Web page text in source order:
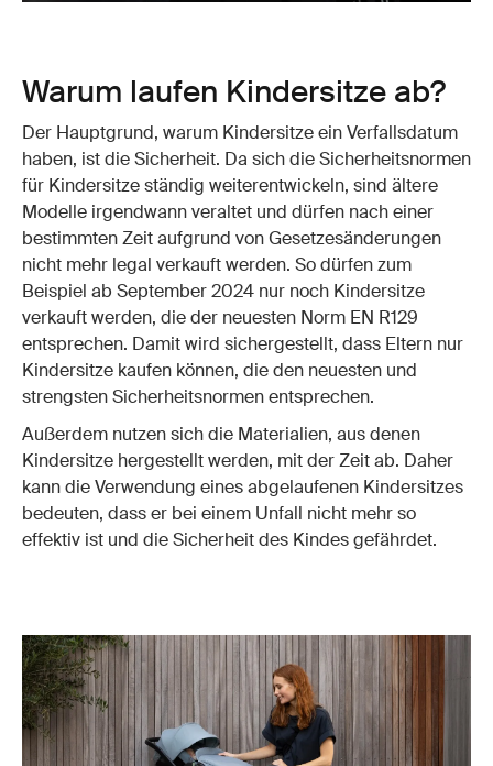
Warum laufen Kindersitze ab?
Der Hauptgrund, warum Kindersitze ein Verfallsdatum
haben, ist die Sicherheit. Da sich die Sicherheitsnormen
für Kindersitze ständig weiterentwickeln, sind ältere
Modelle irgendwann veraltet und dürfen nach einer
bestimmten Zeit aufgrund von Gesetzesänderungen
nicht mehr legal verkauft werden. So dürfen zum
Beispiel ab September 2024 nur noch Kindersitze
verkauft werden, die der neuesten Norm EN R129
entsprechen. Damit wird sichergestellt, dass Eltern nur
Kindersitze kaufen können, die den neuesten und
strengsten Sicherheitsnormen entsprechen.
Außerdem nutzen sich die Materialien, aus denen
Kindersitze hergestellt werden, mit der Zeit ab. Daher
kann die Verwendung eines abgelaufenen Kindersitzes
bedeuten, dass er bei einem Unfall nicht mehr so
effektiv ist und die Sicherheit des Kindes gefährdet.